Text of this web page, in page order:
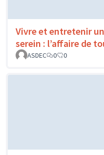
Vivre et entretenir
serein : l’affaire de
ASDEC
0 0